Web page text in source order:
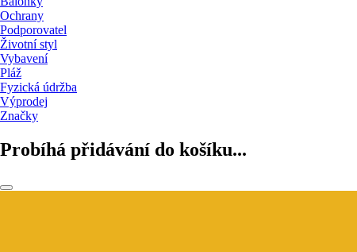
Ochrany
Podporovatel
Životní styl
Vybavení
Pláž
Fyzická údržba
Výprodej
Značky
Probíhá přidávání do košíku...